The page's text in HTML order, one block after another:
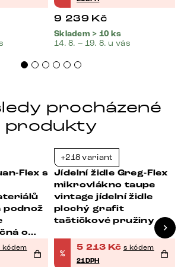
9 239 Kč
Skladem > 10 ks
14. 8. – 19. 8. u vás
procházené
produkty
Flex s
podnož
o
funkcí
kódem
+218 variant
Jídelní židle Greg-Flex
mikrovlákno taupe
vintage jídelní židle
plochý grafit
taštičkové pružiny
%
5 213 Kč s kódem
21DPH